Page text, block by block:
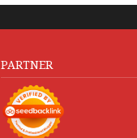
PARTNER